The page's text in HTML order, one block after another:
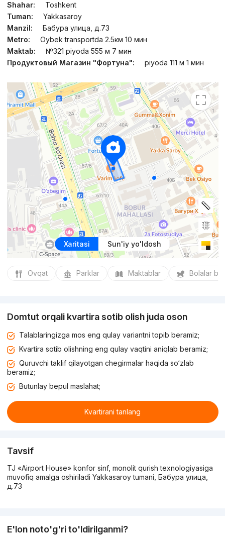
Shahar:
Toshkent
Tuman:
Yakkasaroy
Manzil:
Бабура улица, д.73
Metro:
Oybek transportda 2.5км 10 мин
Maktab:
№321 piyoda 555 м 7 мин
Продуктовый Магазин "Фортуна":
piyoda 111 м 1 мин
Xaritasi Sun'iy yo'ldosh
Ovqat Parklar Maktablar Bolalar
Domtut orqali kvartira sotib olish juda oson
Talablaringizga mos eng qulay variantni topib beramiz;
Kvartira sotib olishning eng qulay vaqtini aniqlab beramiz;
Quruvchi taklif qilayotgan chegirmalar haqida so‘zlab
beramiz;
Butunlay bepul maslahat;
Kvartirani tanlang
Tavsif
TJ «Airport House» konfor sinf, monolit qurish texnologiyasiga
muvofiq amalga oshiriladi Yakkasaroy tumani, Бабура улица,
д.73
E'lon noto'g'ri to'ldirilganmi?